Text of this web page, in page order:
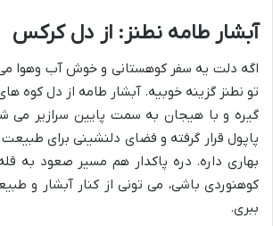
آبشار طامه نطنز: از دل کرکس
اگه دلت یه سفر کوهستانی و خوش آب وهوا می
تو نطنز گزینه خوبیه. آبشار طامه از دل
گیره و با هیجان به سمت پایین سرازیر می
پاپول قرار گرفته و فضای دلنشینی برای
بهاری داره. دره پاکدار هم مسیر صعود به
کوهنوردی باشی، می تونی از کنار آبشار و
ببری.